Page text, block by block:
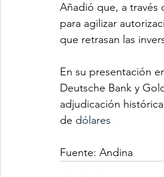
Añadió que, a través
para agilizar
que retrasan las
En su presentación
Deutsche Bank y
adjudicación
de dólares
Fuente: Andina